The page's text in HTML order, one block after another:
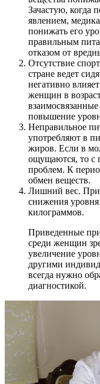
Зачастую, когда
явлением,
понижать его
правильным
отказом от
Отсутствие
стране ведет
негативно
женщин в
повышение
Неправильное
употребляют в
жиров. Если в
ощущаются, то с
проблем. К
обмен веществ.
Лишний вес. При
снижения
килограммов.
Приведенные
среди женщин
увеличение
другими
всегда нужно
диагностикой.